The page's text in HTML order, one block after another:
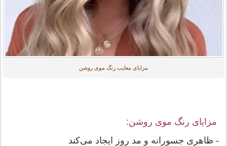
مزایای معایب رنگ موی روشن
مزایای رنگ موی روشن:
- ظاهری جسورانه و مد روز ایجاد می‌کند